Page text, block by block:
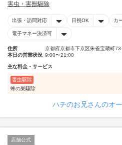
害虫・害獣駆除
出張・訪問対応 日祝OK カ
電子マネー決済可
住所
京都府京都市下京区朱雀宝蔵町
本日の営業状況 9:00〜21:00
主な料金・サービス
害虫駆除
蜂の巣駆除
ハチのお兄さんのオ
店舗公式